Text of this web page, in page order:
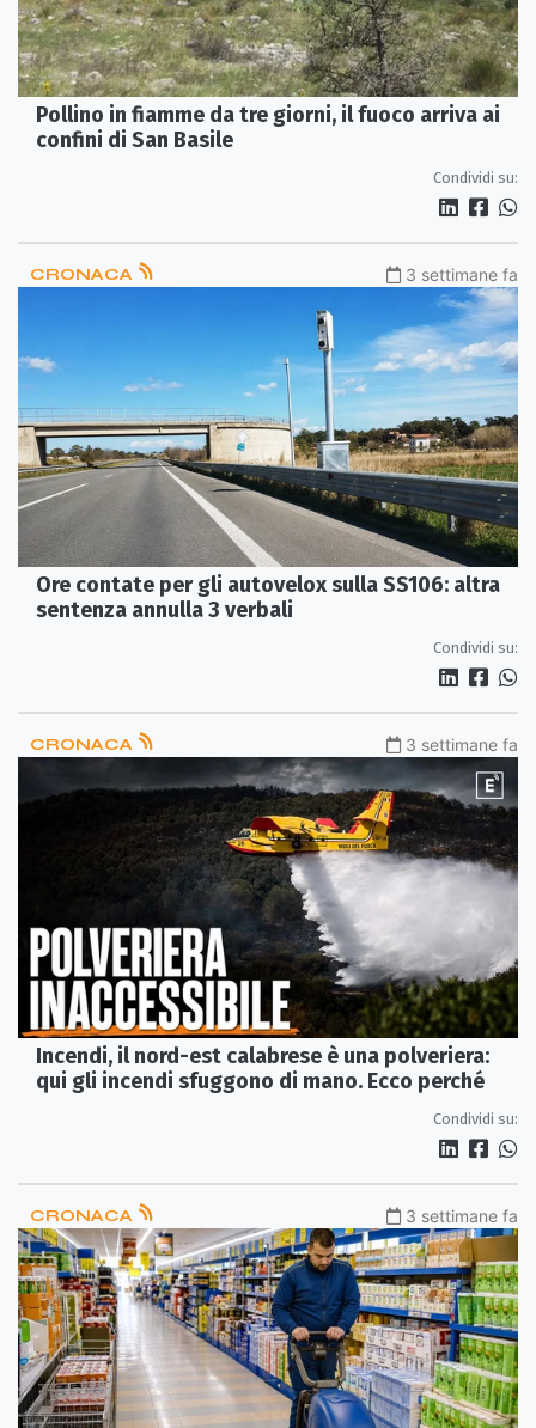
Pollino in fiamme da tre giorni, il fuoco arriva ai
confini di San Basile
Condividi su:
CRONACA 3 settimane fa
Ore contate per gli autovelox sulla SS106: altra
sentenza annulla 3 verbali
Condividi su:
CRONACA 3 settimane fa
Incendi, il nord-est calabrese è una polveriera:
qui gli incendi sfuggono di mano. Ecco perché
Condividi su:
CRONACA 3 settimane fa